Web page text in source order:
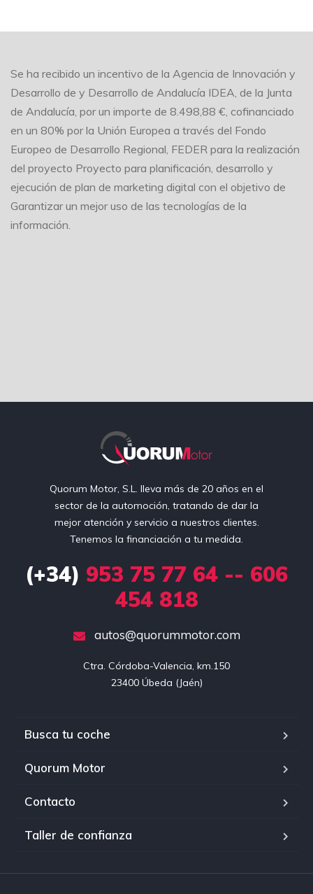
Se ha recibido un incentivo de la Agencia de Innovación y
Desarrollo de y Desarrollo de Andalucía IDEA, de la Junta
de Andalucía, por un importe de 8.498,88 €, cofinanciado
en un 80% por la Unión Europea a través del Fondo
Europeo de Desarrollo Regional, FEDER para la realización
del proyecto Proyecto para planificación, desarrollo y
ejecución de plan de marketing digital con el objetivo de
Garantizar un mejor uso de las tecnologías de la
información.
Quorum Motor, S.L. lleva más de 20 años en el
sector de la automoción, tratando de dar la
mejor atención y servicio a nuestros clientes.
Tenemos la financiación a tu medida.
(+34) 953 75 77 64 -- 606
454 818
autos@quorummotor.com
Ctra. Córdoba-Valencia, km.150
23400 Úbeda (Jaén)
Busca tu coche
Quorum Motor
Contacto
Taller de confianza